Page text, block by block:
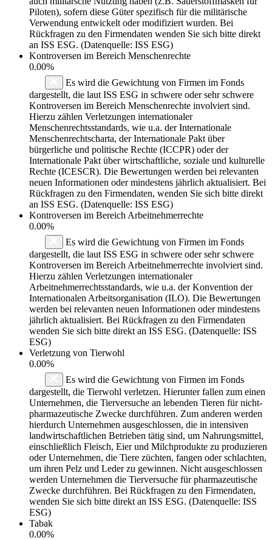
Piloten), sofern diese Güter spezifisch für die militärische
Verwendung entwickelt oder modifiziert wurden. Bei
Rückfragen zu den Firmendaten wenden Sie sich bitte direkt
an ISS ESG. (Datenquelle: ISS ESG)
Kontroversen im Bereich Menschenrechte
0.00%
Es wird die Gewichtung von Firmen im Fonds
dargestellt, die laut ISS ESG in schwere oder sehr schwere
Kontroversen im Bereich Menschenrechte involviert sind.
Hierzu zählen Verletzungen internationaler
Menschenrechtsstandards, wie u.a. der Internationale
Menschenrechtscharta, der Internationale Pakt über
bürgerliche und politische Rechte (ICCPR) oder der
Internationale Pakt über wirtschaftliche, soziale und kulturelle
Rechte (ICESCR). Die Bewertungen werden bei relevanten
neuen Informationen oder mindestens jährlich aktualisiert. Bei
Rückfragen zu den Firmendaten, wenden Sie sich bitte direkt
an ISS ESG. (Datenquelle: ISS ESG)
Kontroversen im Bereich Arbeitnehmerrechte
0.00%
Es wird die Gewichtung von Firmen im Fonds
dargestellt, die laut ISS ESG in schwere oder sehr schwere
Kontroversen im Bereich Arbeitnehmerrechte involviert sind.
Hierzu zählen Verletzungen internationaler
Arbeitnehmerrechtsstandards, wie u.a. der Konvention der
Internationalen Arbeitsorganisation (ILO). Die Bewertungen
werden bei relevanten neuen Informationen oder mindestens
jährlich aktualisiert. Bei Rückfragen zu den Firmendaten
wenden Sie sich bitte direkt an ISS ESG. (Datenquelle: ISS
ESG)
Verletzung von Tierwohl
0.00%
Es wird die Gewichtung von Firmen im Fonds
dargestellt, die Tierwohl verletzen. Hierunter fallen zum einen
Unternehmen, die Tierversuche an lebenden Tieren für nicht-
pharmazeutische Zwecke durchführen. Zum anderen werden
hierdurch Unternehmen ausgeschlossen, die in intensiven
landwirtschaftlichen Betrieben tätig sind, um Nahrungsmittel,
einschließlich Fleisch, Eier und Milchprodukte zu produzieren
oder Unternehmen, die Tiere züchten, fangen oder schlachten,
um ihren Pelz und Leder zu gewinnen. Nicht ausgeschlossen
werden Unternehmen die Tierversuche für pharmazeutische
Zwecke durchführen. Bei Rückfragen zu den Firmendaten,
wenden Sie sich bitte direkt an ISS ESG. (Datenquelle: ISS
ESG)
Tabak
0.00%